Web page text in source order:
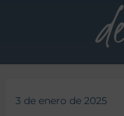
3 de enero de 2025